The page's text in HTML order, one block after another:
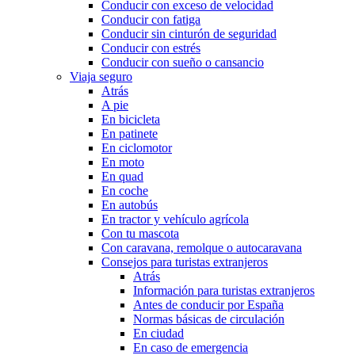
Conducir con exceso de velocidad
Conducir con fatiga
Conducir sin cinturón de seguridad
Conducir con estrés
Conducir con sueño o cansancio
Viaja seguro
Atrás
A pie
En bicicleta
En patinete
En ciclomotor
En moto
En quad
En coche
En autobús
En tractor y vehículo agrícola
Con tu mascota
Con caravana, remolque o autocaravana
Consejos para turistas extranjeros
Atrás
Información para turistas extranjeros
Antes de conducir por España
Normas básicas de circulación
En ciudad
En caso de emergencia